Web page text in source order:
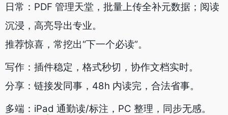
日常：PDF 管理天堂，批量上传全补元数据；阅读
沉浸，高亮导出专业。
推荐惊喜，常挖出“下一个必读”。
写作：插件稳定，格式秒切，协作文档实时。
分享：链接发同事，48h 内读完，合法省事。
多端：iPad 通勤读/标注，PC 整理，同步无感。